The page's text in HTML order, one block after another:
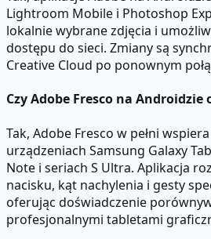
Lightroom Mobile i Photoshop
lokalnie wybrane zdjęcia i
dostępu do sieci. Zmiany są
Creative Cloud po ponownym
Czy Adobe Fresco na Androidzie
Tak, Adobe Fresco w pełni
urządzeniach Samsung Galaxy
Note i seriach S Ultra. Aplikacja
nacisku, kąt nachylenia i gesty
oferując doświadczenie
profesjonalnymi tabletami